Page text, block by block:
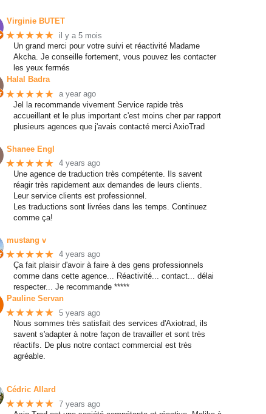
Virginie BUTET
★★★★★
il y a 5 mois
Un grand merci pour votre suivi et réactivité Madame
Akcha. Je conseille fortement, vous pouvez les contacter
les yeux fermés
Halal Badra
★★★★★ a year ago
Jel la recommande vivement Service rapide très
accueillant et le plus important c'est moins cher par rapport
plusieurs agences que j'avais contacté merci AxioTrad
Shanee Engl
★★★★★ 4 years ago
Une agence de traduction très compétente. Ils savent
réagir très rapidement aux demandes de leurs clients.
Leur service clients est professionnel.
Les traductions sont livrées dans les temps. Continuez
comme ça!
mustang v
★★★★★ 4 years ago
Ça fait plaisir d'avoir à faire à des gens professionnels
comme dans cette agence... Réactivité... contact... délai
respecter... Je recommande *****
Pauline Servan
★★★★★ 5 years ago
Nous sommes très satisfait des services d'Axiotrad, ils
savent s'adapter à notre façon de travailler et sont très
réactifs. De plus notre contact commercial est très
agréable.
Cédric Allard
★★★★★ 7 years ago